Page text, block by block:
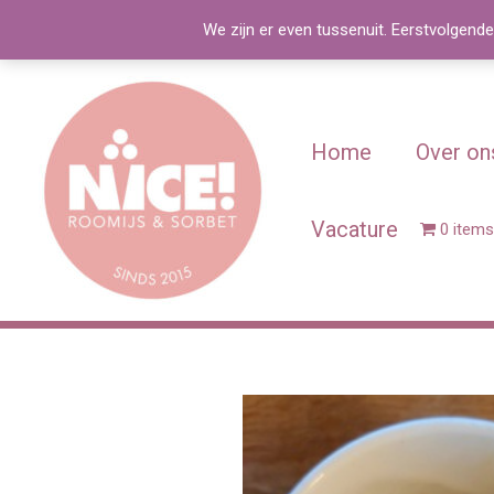
We zijn er even tussenuit.
de
Home Over
Vacature 0 items